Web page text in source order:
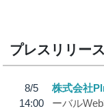
プレスリリース
8/5
14:00
株式会社
ーバル